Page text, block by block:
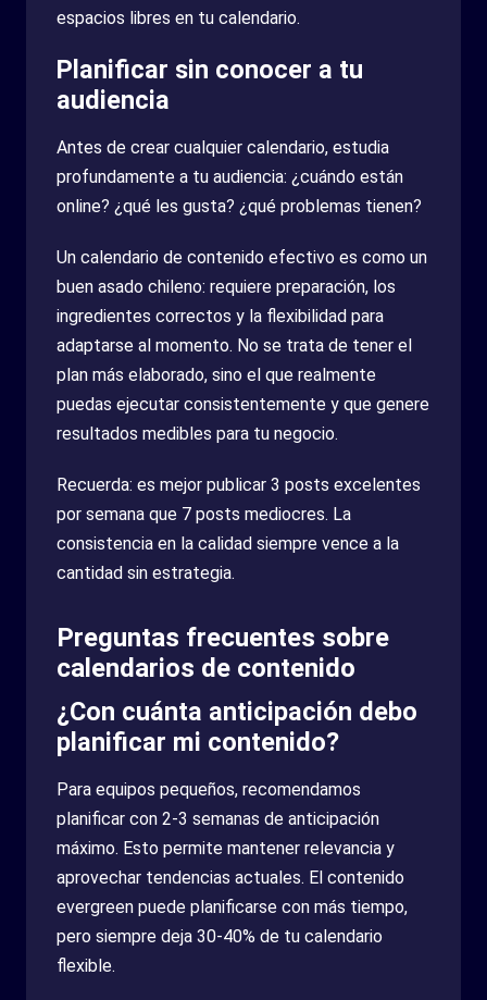
espacios libres en tu calendario.
Planificar sin conocer a tu
audiencia
Antes de crear cualquier calendario, estudia
profundamente a tu audiencia: ¿cuándo están
online? ¿qué les gusta? ¿qué problemas tienen?
Un calendario de contenido efectivo es como un
buen asado chileno: requiere preparación, los
ingredientes correctos y la flexibilidad para
adaptarse al momento. No se trata de tener el
plan más elaborado, sino el que realmente
puedas ejecutar consistentemente y que genere
resultados medibles para tu negocio.
Recuerda: es mejor publicar 3 posts excelentes
por semana que 7 posts mediocres. La
consistencia en la calidad siempre vence a la
cantidad sin estrategia.
Preguntas frecuentes sobre
calendarios de contenido
¿Con cuánta anticipación debo
planificar mi contenido?
Para equipos pequeños, recomendamos
planificar con 2-3 semanas de anticipación
máximo. Esto permite mantener relevancia y
aprovechar tendencias actuales. El contenido
evergreen puede planificarse con más tiempo,
pero siempre deja 30-40% de tu calendario
flexible.